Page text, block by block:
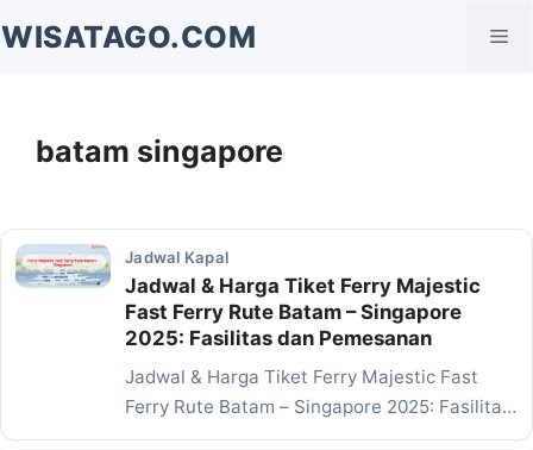
ke
WISATAGO.COM
batam singapore
Jadwal Kapal
Jadwal & Harga Tiket Ferry Majestic
Fast Ferry Rute Batam – Singapore
2025: Fasilitas dan Pemesanan
Jadwal & Harga Tiket Ferry Majestic Fast
Ferry Rute Batam – Singapore 2025: Fasilitas
dan…